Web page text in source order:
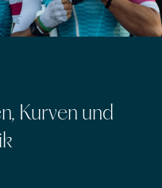
Kurven und